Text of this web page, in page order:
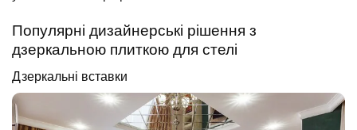
Популярні дизайнерські рішення з
дзеркальною плиткою для стелі
Дзеркальні вставки